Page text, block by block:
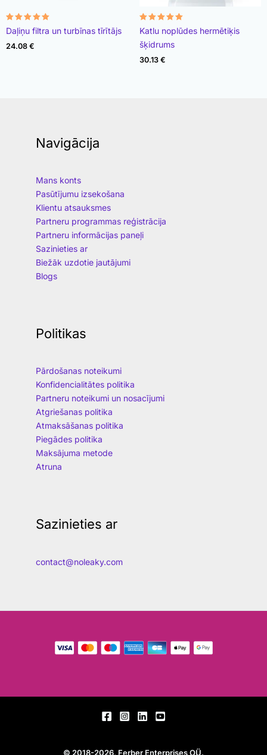
Rated
4.96
out of 5
Daļiņu filtra un turbīnas tīrītājs
24.08 €
Rated
4.89
out of 5
Katlu noplūdes hermētiķis
šķidrums
30.13 €
Navigācija
Mans konts
Pasūtījumu izsekošana
Klientu atsauksmes
Partneru programmas reģistrācija
Partneru informācijas paneļi
Sazinieties ar
Biežāk uzdotie jautājumi
Blogs
Politikas
Pārdošanas noteikumi
Konfidencialitātes politika
Partneru noteikumi un nosacījumi
Atgriešanas politika
Atmaksāšanas politika
Piegādes politika
Maksājuma metode
Atruna
Sazinieties ar
contact@noleaky.com
© 2018-2026, Ferber Enterprises OÜ.